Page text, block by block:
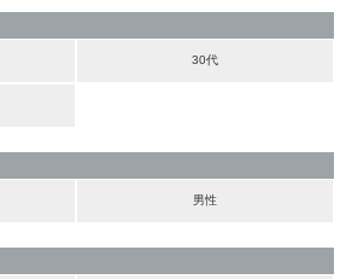
30代
男性